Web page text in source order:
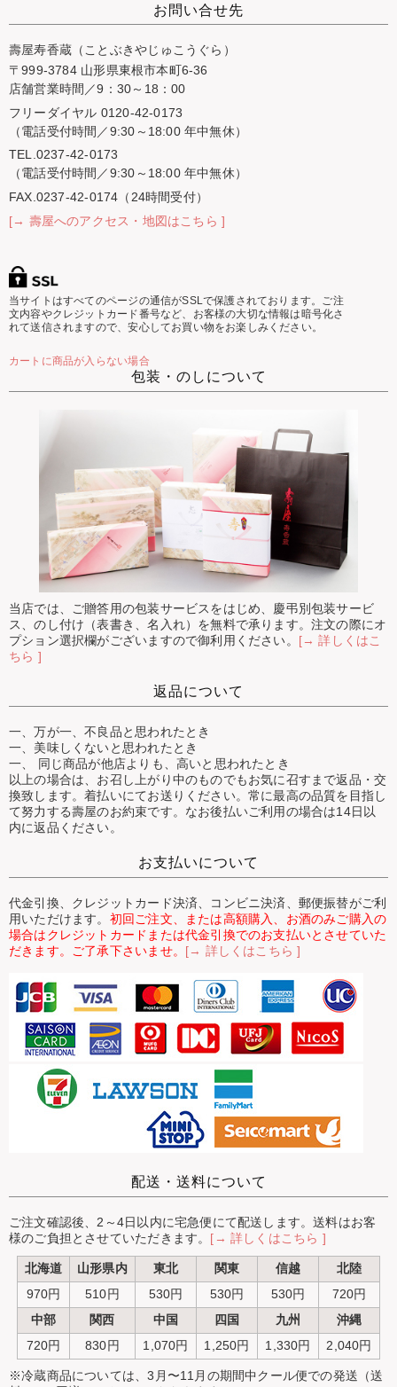
お問い合せ先
壽屋寿香蔵（ことぶきやじゅこうぐら）
〒999-3784 山形県東根市本町6-36
店舗営業時間／9：30～18：00
フリーダイヤル 0120-42-0173
（電話受付時間／9:30～18:00 年中無休）
TEL.0237-42-0173
（電話受付時間／9:30～18:00 年中無休）
FAX.0237-42-0174（24時間受付）
[→ 壽屋へのアクセス・地図はこちら ]
当サイトはすべてのページの通信がSSLで保護されております。ご注
文内容やクレジットカード番号など、お客様の大切な情報は暗号化さ
れて送信されますので、安心してお買い物をお楽しみください。
カートに商品が入らない場合
包装・のしについて
当店では、ご贈答用の包装サービスをはじめ、慶弔別包装サービ
ス、のし付け（表書き、名入れ）を無料で承ります。注文の際にオ
プション選択欄がございますので御利用ください。 [→ 詳しくはこ
ちら ]
返品について
一、万が一、不良品と思われたとき
一、美味しくないと思われたとき
一、 同じ商品が他店よりも、高いと思われたとき
以上の場合は、お召し上がり中のものでもお気に召すまで返品・交
換致します。着払いにてお送りください。常に最高の品質を目指し
て努力する壽屋のお約束です。なお後払いご利用の場合は14日以
内に返品ください。
お支払いについて
代金引換、クレジットカード決済、コンビニ決済、郵便振替がご利
用いただけます。 初回ご注文、または高額購入、お酒のみご購入の
場合はクレジットカードまたは代金引換でのお支払いとさせていた
だきます。ご了承下さいませ。 [→ 詳しくはこちら ]
配送・送料について
ご注文確認後、2～4日以内に宅急便にて配送します。送料はお客
様のご負担とさせていただきます。 [→ 詳しくはこちら ]
北海道 山形県内 東北 関東 信越
北陸
970円
510円 530円 530円 530円
720円
中部
関西 中国 四国 九州
沖縄
720円
830円 1,070円 1,250円 1,330円 2,040円
※冷蔵商品については、3月〜11月の期間中クール便での発送（送